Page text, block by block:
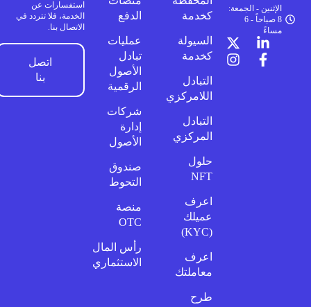
الإثنين - الجمعة:
8 صباحاً - 6
مساءً
كخدمة
السيولة
كخدمة
التبادل
اللامركزي
التبادل
المركزي
حلول
NFT
اعرف
عميلك
اعرف
معاملتك
طرح
الدفع
عمليات
تبادل
الأصول
الرقمية
شركات
إدارة
الأصول
صندوق
التحوط
منصة
OTC
رأس المال
الاستثماري
استفسارات عن
الخدمة، فلا تتردد في
الاتصال بنا.
اتصل
بنا